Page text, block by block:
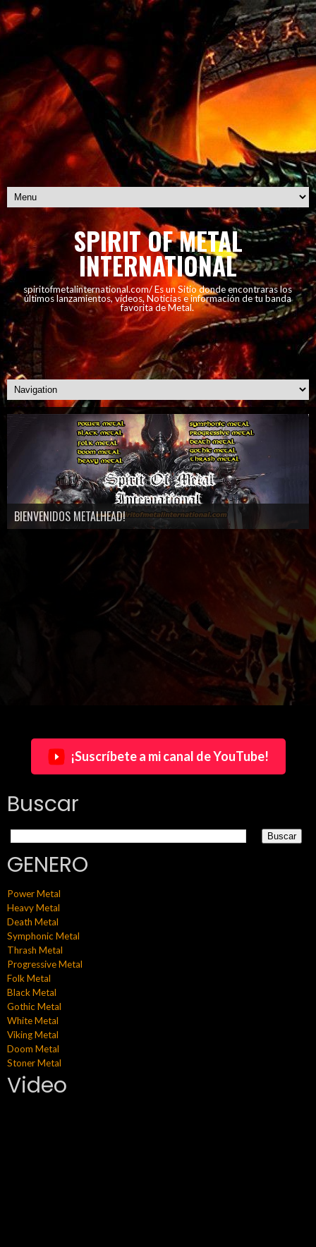
SPIRIT OF METAL
INTERNATIONAL
spiritofmetalinternational.com/ Es un Sitio donde encontraras los
últimos lanzamientos, vídeos, Noticias e información de tu banda
favorita de Metal.
BIENVENIDOS METALHEAD!
¡Suscríbete a mi canal de YouTube!
Buscar
GENERO
Power Metal
Heavy Metal
Death Metal
Symphonic Metal
Thrash Metal
Progressive Metal
Folk Metal
Black Metal
Gothic Metal
White Metal
Viking Metal
Doom Metal
Stoner Metal
Video